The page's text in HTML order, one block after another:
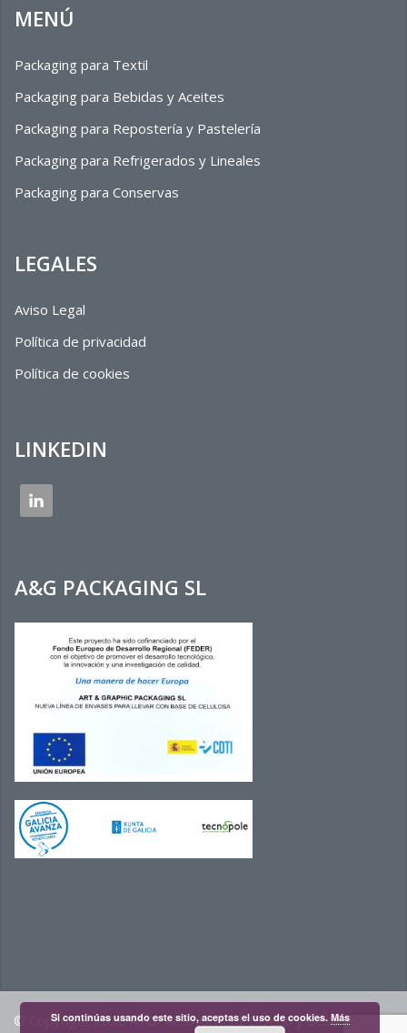
MENÚ
Packaging para Textil
Packaging para Bebidas y Aceites
Packaging para Repostería y Pastelería
Packaging para Refrigerados y Lineales
Packaging para Conservas
LEGALES
Aviso Legal
Política de privacidad
Política de cookies
LINKEDIN
A&G PACKAGING SL
© Copyright 2020 AYGPACKAGING |Diseño y desarrollo
Si continúas usando este sitio, aceptas el uso de cookies. Más